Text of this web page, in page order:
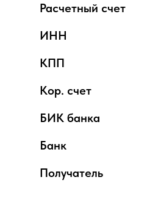
Расчетный счет
ИНН
КПП
Кор. счет
БИК банка
Банк
Получатель